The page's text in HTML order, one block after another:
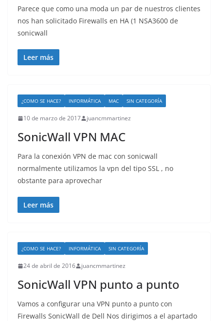
Parece que como una moda un par de nuestros clientes
nos han solicitado Firewalls en HA (1 NSA3600 de
sonicwall
Leer más
¿COMO SE HACE? INFORMÁTICA MAC SIN CATEGORÍA
10 de marzo de 2017 juancmmartinez
SonicWall VPN MAC
Para la conexión VPN de mac con sonicwall
normalmente utilizamos la vpn del tipo SSL , no
obstante para aprovechar
Leer más
¿COMO SE HACE? INFORMÁTICA SIN CATEGORÍA
24 de abril de 2016 juancmmartinez
SonicWall VPN punto a punto
Vamos a configurar una VPN punto a punto con
Firewalls SonicWall de Dell Nos dirigimos a el apartado